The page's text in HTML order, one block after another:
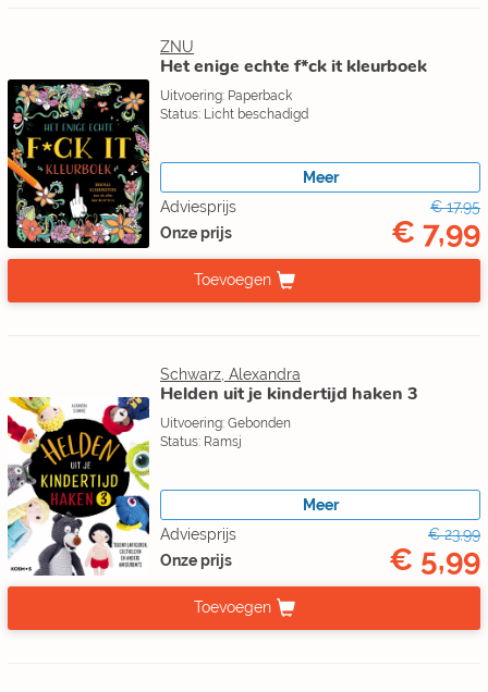
ZNU
Het enige echte f*ck it kleurboek
Uitvoering: Paperback
Status: Licht beschadigd
Meer
Adviesprijs
€ 17,95
Onze prijs
€ 7,99
Toevoegen
Schwarz, Alexandra
Helden uit je kindertijd haken 3
Uitvoering: Gebonden
Status: Ramsj
Meer
Adviesprijs
€ 23,99
Onze prijs
€ 5,99
Toevoegen